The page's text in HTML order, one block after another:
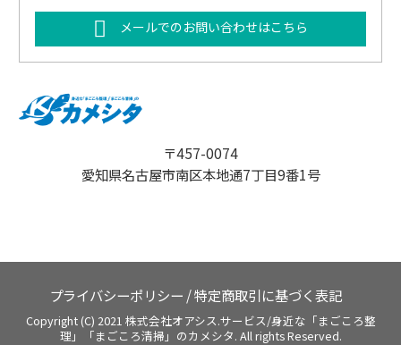
メールでのお問い合わせはこちら
〒457-0074
愛知県名古屋市南区本地通7丁目9番1号
プライバシーポリシー /特定商取引に基づく表記
Copyright (C) 2021 株式会社オアシス.サービス/身近な「まごころ整
理」「まごころ清掃」のカメシタ. All rights Reserved.